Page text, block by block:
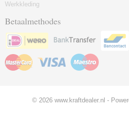
Werkkleding
Betaalmethodes
© 2026 www.kraftdealer.nl -